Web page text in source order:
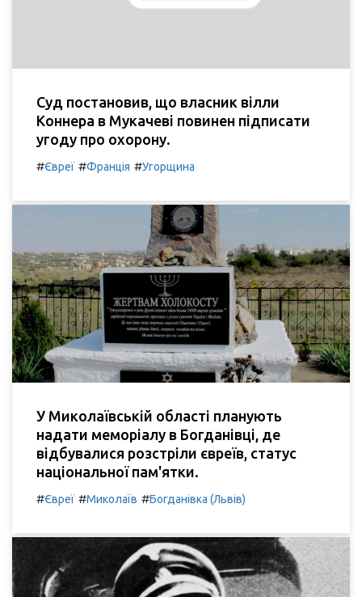
Суд постановив, що власник вілли
Коннера в Мукачеві повинен підписати
угоду про охорону.
#Євреї #Франція #Угорщина
У Миколаївській області планують
надати меморіалу в Богданівці, де
відбувалися розстріли євреїв, статус
національної пам'ятки.
#Євреї #Миколаїв #Богданівка (Львів)